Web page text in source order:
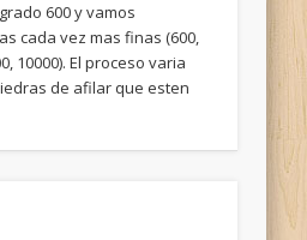
600 y vamos
cada vez mas finas (600,
10000). El proceso varia
de afilar que esten